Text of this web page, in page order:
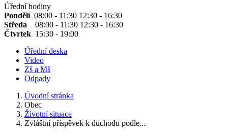
Úřední hodiny
Pondělí 08:00 - 11:30 12:30 - 16:30
Středa 08:00 - 11:30 12:30 - 16:30
Čtvrtek 15:30 - 19:00
Úřední deska
Video
Zš a Mš
Odpady
Úvodní stránka
Obec
Životní situace
Zvláštní příspěvek k důchodu podle...